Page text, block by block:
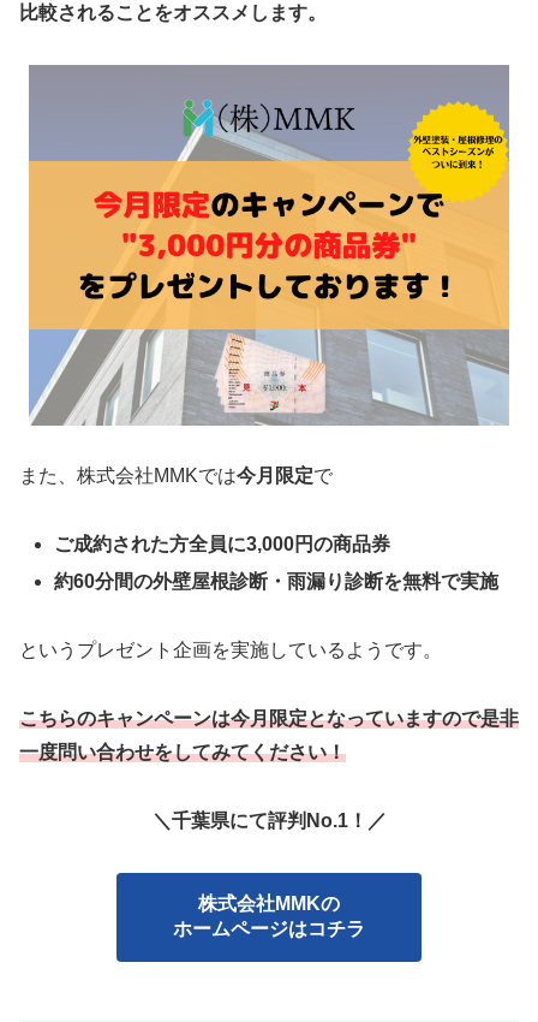
比較されることをオススメします。
また、株式会社MMKでは今月限定で
ご成約された方全員に3,000円の商品券
約60分間の外壁屋根診断・雨漏り診断を無料で実施
というプレゼント企画を実施しているようです。
こちらのキャンペーンは今月限定となっていますので是非
一度問い合わせをしてみてください！
＼千葉県にて評判No.1！／
株式会社MMKの
ホームページはコチラ